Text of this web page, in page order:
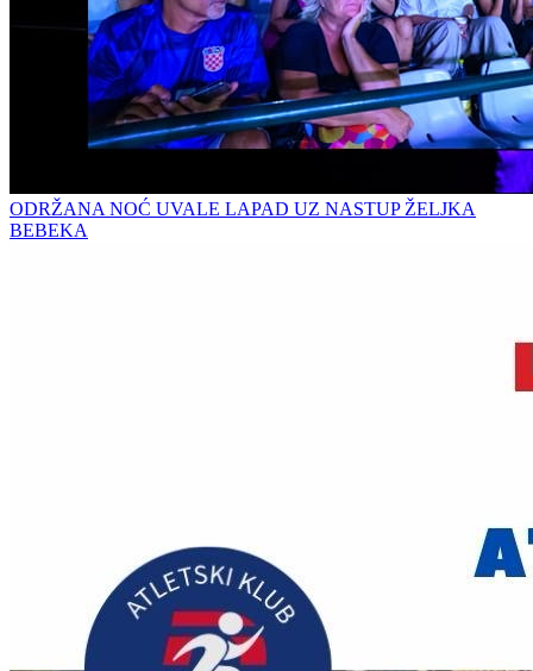
ODRŽANA NOĆ UVALE LAPAD UZ NASTUP ŽELJKA
BEBEKA